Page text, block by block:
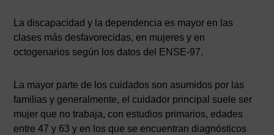
La discapacidad y la dependencia es mayor en las
clases más desfavorecidas, en mujeres y en
octogenarios según los datos del ENSE-97.
La mayor parte de los cuidados son asumidos por las
familias y generalmente, el cuidador principal suele ser
mujer que no trabaja, con estudios primarios, edades
entre 47 y 63 y en los que se encuentran diagnósticos